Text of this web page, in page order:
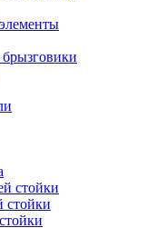
брызговики
стойки
стойки